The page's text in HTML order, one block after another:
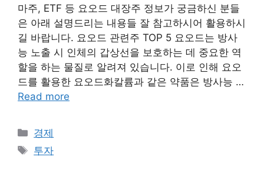
마주, ETF 등 요오드 대장주 정보가 궁금하신 분들
은 아래 설명드리는 내용들 잘 참고하시어 활용하시
길 바랍니다. 요오드 관련주 TOP 5 요오드는 방사
능 노출 시 인체의 갑상선을 보호하는 데 중요한 역
할을 하는 물질로 알려져 있습니다. 이로 인해 요오
드를 활용한 요오드화칼륨과 같은 약품은 방사능 …
Read more
Categories
경제
Tags
투자